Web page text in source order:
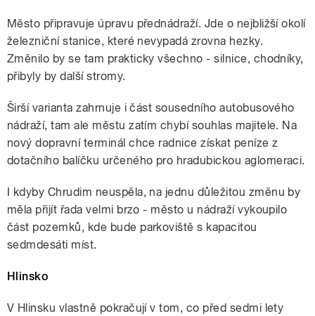
Město připravuje úpravu přednádraží. Jde o nejbližší okolí
železniční stanice, které nevypadá zrovna hezky.
Změnilo by se tam prakticky všechno - silnice, chodníky,
přibyly by další stromy.
Širší varianta zahrnuje i část sousedního autobusového
nádraží, tam ale městu zatím chybí souhlas majitele. Na
nový dopravní terminál chce radnice získat peníze z
dotačního balíčku určeného pro hradubickou aglomeraci.
I kdyby Chrudim neuspěla, na jednu důležitou změnu by
měla přijít řada velmi brzo - město u nádraží vykoupilo
část pozemků, kde bude parkoviště s kapacitou
sedmdesáti míst.
Hlinsko
V Hlinsku vlastně pokračují v tom, co před sedmi lety